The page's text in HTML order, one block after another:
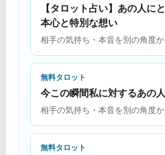
【タロット占い】あの人に
本心と特別な想い
相手の気持ち・本音を別の角度か
無料タロット
今この瞬間私に対するあの
相手の気持ち・本音を別の角度か
無料タロット